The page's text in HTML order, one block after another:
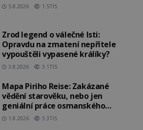
5.8.2026 1.5TIS
Zrod legend o válečné lsti:
Opravdu na zmatení nepřítele
vypouštěli vypasené králíky?
3.8.2026 3.1TIS
Mapa Piriho Reise: Zakázané
vědění starověku, nebo jen
geniální práce osmanského
admirála?
1.8.2026 3.3TIS